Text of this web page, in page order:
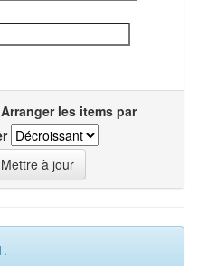
Arranger les items par